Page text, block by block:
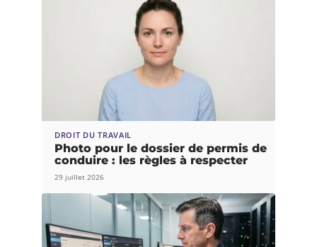
DROIT DU TRAVAIL
Photo pour le dossier de permis de
conduire : les règles à respecter
29 juillet 2026